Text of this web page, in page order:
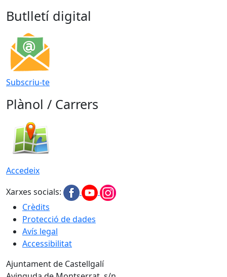
Butlletí digital
Subscriu-te
Plànol / Carrers
Accedeix
Xarxes socials:
Crèdits
Protecció de dades
Avís legal
Accessibilitat
Ajuntament de Castellgalí